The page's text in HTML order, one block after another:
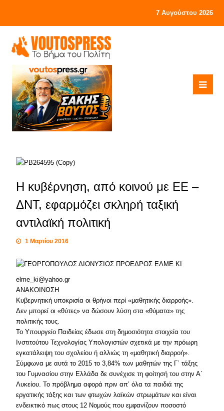
7 Αυγούστου 2026
Η κυβέρνηση, από κοινού με ΕΕ –
ΔΝΤ, εφαρμόζει σκληρή ταξική
αντιλαϊκή πολιτική
1 Μαρτίου 2016
elme_ki@yahoo.gr
ΑΝΑΚΟΙΝΩΣΗ
Κυβερνητική υποκρισία οι θρήνοι περί «μαθητικής διαρροής».
Δεν μπορεί οι «θύτες» να δώσουν λύση στα «θύματα» της
πολιτικής τους.
Το Υπουργείο Παιδείας έδωσε στη δημοσιότητα στοιχεία του
Ινστιτούτου Τεχνολογίας Υπολογιστών σχετικά με την πρόωρη
εγκατάλειψη του σχολείου ή αλλιώς τη «μαθητική διαρροή».
Σύμφωνα με αυτά το 2015 το 3,84% των μαθητών της Γ΄ τάξης
του Γυμνασίου στην Ελλάδα δε συνέχισε τη φοίτησή του στην Α΄
Λυκείου. Το πρόβλημα αφορά πριν απ’ όλα τα παιδιά της
εργατικής τάξης και των φτωχών λαϊκών στρωμάτων και είναι
ενδεικτικό πως στους 12 Νομούς που εμφανίζουν ποσοστό